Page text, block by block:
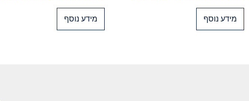
מידע נוסף מידע נוסף